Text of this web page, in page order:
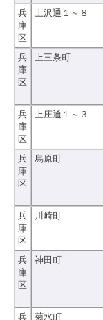
兵
庫
区
上沢通１～８
兵
庫
区
上三条町
兵
庫
区
上庄通１～３
兵
庫
区
烏原町
兵
庫
区
川崎町
兵
庫
区
神田町
兵
菊水町